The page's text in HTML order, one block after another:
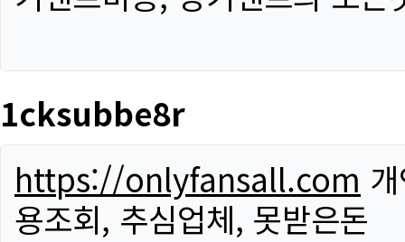
1cksubbe8r
https://onlyfansall.com
용조회, 추심업체, 못받은돈